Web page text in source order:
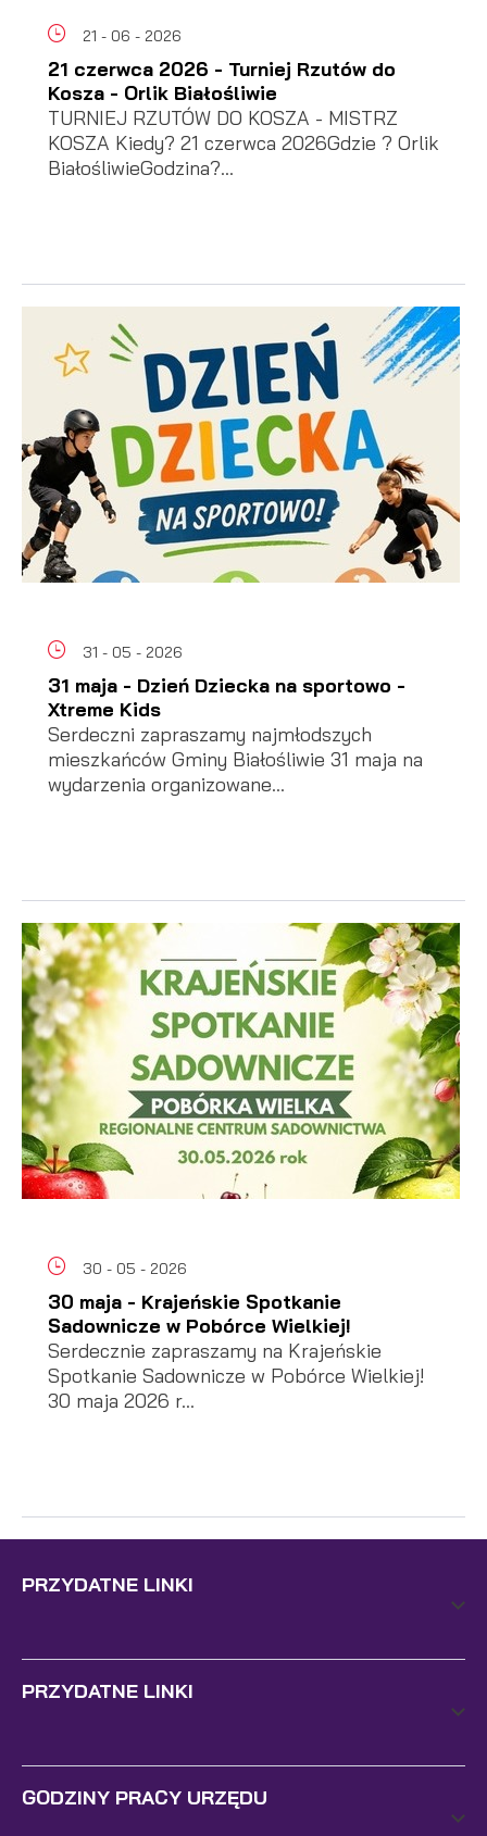
21 - 06 - 2026
21 czerwca 2026 - Turniej Rzutów do
Kosza - Orlik Białośliwie
TURNIEJ RZUTÓW DO KOSZA - MISTRZ
KOSZA Kiedy? 21 czerwca 2026Gdzie ? Orlik
BiałośliwieGodzina?...
31 - 05 - 2026
31 maja - Dzień Dziecka na sportowo -
Xtreme Kids
Serdeczni zapraszamy najmłodszych
mieszkańców Gminy Białośliwie 31 maja na
wydarzenia organizowane...
30 - 05 - 2026
30 maja - Krajeńskie Spotkanie
Sadownicze w Pobórce Wielkiej!
Serdecznie zapraszamy na Krajeńskie
Spotkanie Sadownicze w Pobórce Wielkiej!
30 maja 2026 r...
PRZYDATNE LINKI
PRZYDATNE LINKI
GODZINY PRACY URZĘDU